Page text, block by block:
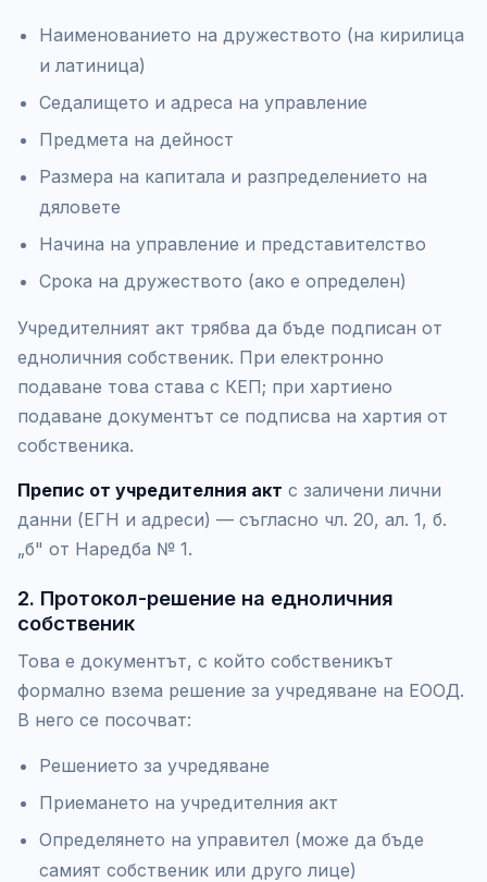
Наименованието на дружеството (на кирилица
и латиница)
Седалището и адреса на управление
Предмета на дейност
Размера на капитала и разпределението на
дяловете
Начина на управление и представителство
Срока на дружеството (ако е определен)
Учредителният акт трябва да бъде подписан от
едноличния собственик. При електронно
подаване това става с КЕП; при хартиено
подаване документът се подписва на хартия от
собственика.
Препис от учредителния акт с заличени лични
данни (ЕГН и адреси) — съгласно чл. 20, ал. 1, б.
„б" от Наредба № 1.
2. Протокол-решение на едноличния
собственик
Това е документът, с който собственикът
формално взема решение за учредяване на ЕООД.
В него се посочват:
Решението за учредяване
Приемането на учредителния акт
Определянето на управител (може да бъде
самият собственик или друго лице)